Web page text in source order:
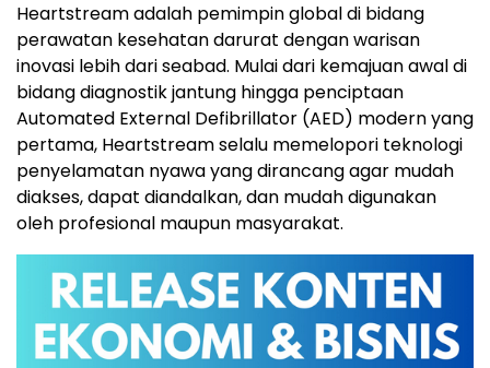
Heartstream adalah pemimpin global di bidang
perawatan kesehatan darurat dengan warisan
inovasi lebih dari seabad. Mulai dari kemajuan awal di
bidang diagnostik jantung hingga penciptaan
Automated External Defibrillator (AED) modern yang
pertama, Heartstream selalu memelopori teknologi
penyelamatan nyawa yang dirancang agar mudah
diakses, dapat diandalkan, dan mudah digunakan
oleh profesional maupun masyarakat.